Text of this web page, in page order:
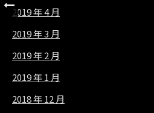
2019 年 4 月
2019 年 3 月
2019 年 2 月
2019 年 1 月
2018 年 12 月